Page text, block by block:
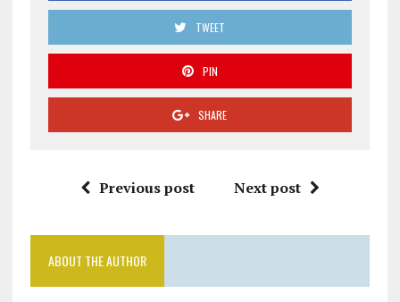
TWEET
PIN
SHARE
Previous post Next post
ABOUT THE AUTHOR